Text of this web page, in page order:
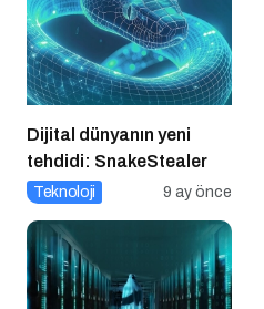
Dijital dünyanın yeni
tehdidi: SnakeStealer
Teknoloji 9 ay önce